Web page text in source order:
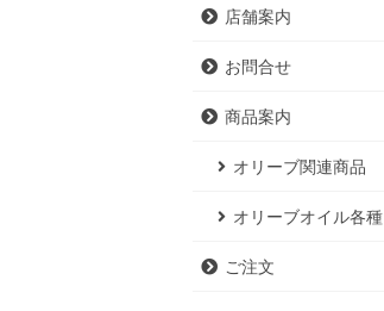
店舗案内
お問合せ
商品案内
オリーブ関連商品
オリーブオイル各種
ご注文